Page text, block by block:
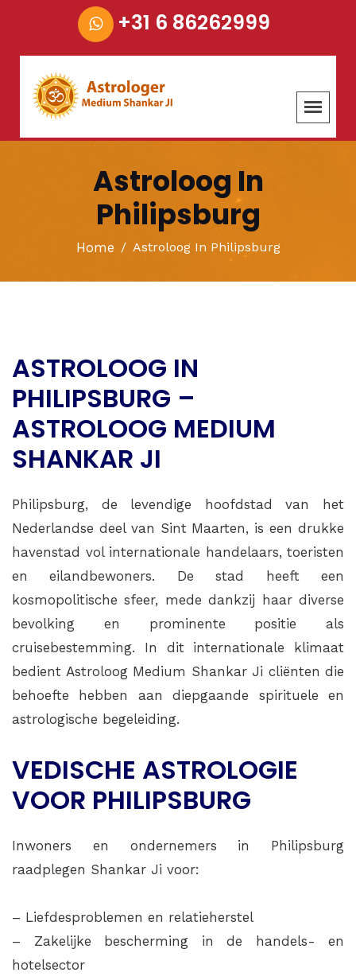
+31 6 86262999
Astroloog In
Philipsburg
Home Astroloog In Philipsburg
ASTROLOOG IN
PHILIPSBURG –
ASTROLOOG MEDIUM
SHANKAR JI
Philipsburg, de levendige hoofdstad van het
Nederlandse deel van Sint Maarten, is een drukke
havenstad vol internationale handelaars, toeristen
en eilandbewoners. De stad heeft een
kosmopolitische sfeer, mede dankzij haar diverse
bevolking en prominente positie als
cruisebestemming. In dit internationale klimaat
bedient Astroloog Medium Shankar Ji cliënten die
behoefte hebben aan diepgaande spirituele en
astrologische begeleiding.
VEDISCHE ASTROLOGIE
VOOR PHILIPSBURG
Inwoners en ondernemers in Philipsburg
raadplegen Shankar Ji voor:
– Liefdesproblemen en relatieherstel
– Zakelijke bescherming in de handels- en
hotelsector